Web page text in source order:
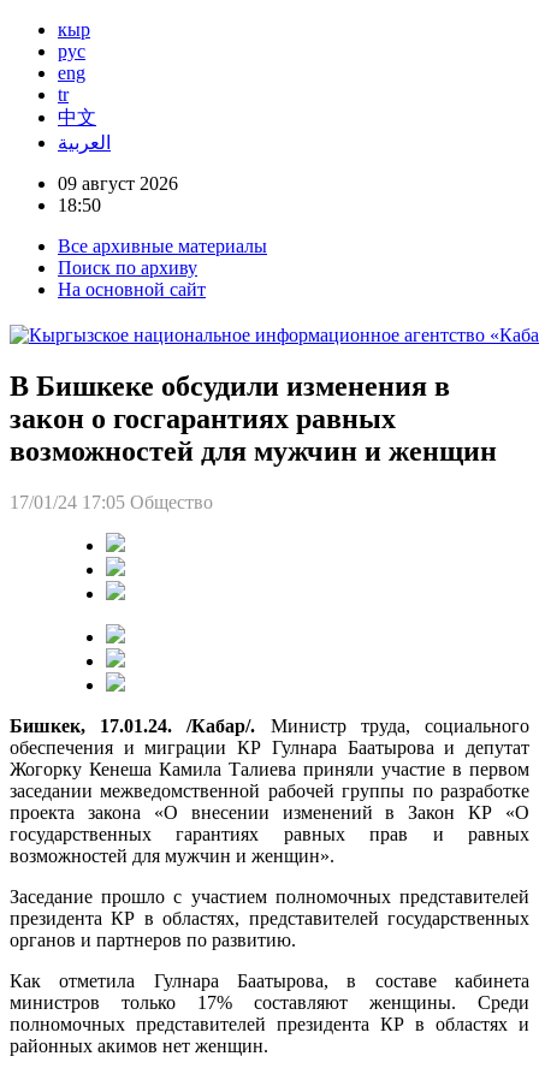
кыр
рус
eng
tr
中文
العربية
09 август 2026
18:50
Все архивные материалы
Поиск по архиву
На основной сайт
В Бишкеке обсудили изменения в
закон о госгарантиях равных
возможностей для мужчин и женщин
17/01/24 17:05 Общество
Бишкек, 17.01.24. /Кабар/. Министр труда, социального
обеспечения и миграции КР Гулнара Баатырова и депутат
Жогорку Кенеша Камила Талиева приняли участие в первом
заседании межведомственной рабочей группы по разработке
проекта закона «О внесении изменений в Закон КР «О
государственных гарантиях равных прав и равных
возможностей для мужчин и женщин».
Заседание прошло с участием полномочных представителей
президента КР в областях, представителей государственных
органов и партнеров по развитию.
Как отметила Гулнара Баатырова, в составе кабинета
министров только 17% составляют женщины. Среди
полномочных представителей президента КР в областях и
районных акимов нет женщин.